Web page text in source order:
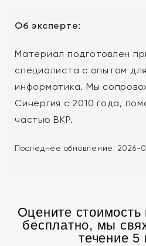
Об эксперте:
Материал подготовлен
специалиста с опытом
информатика. Мы
Синергия с 2010 года,
частью ВКР.
Последнее обновление: 2026-
Оцените
бесплатно, мы
течение 5